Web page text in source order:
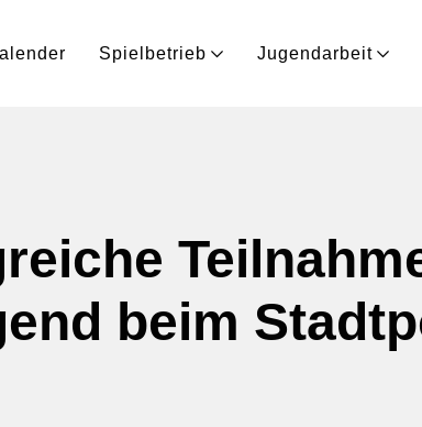
Spielbetrieb Jugendarbeit
beim